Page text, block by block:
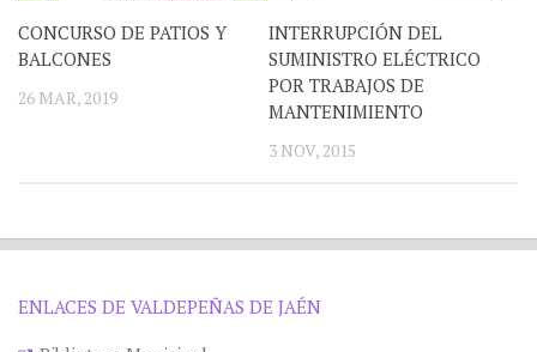
CONCURSO DE PATIOS Y
BALCONES
26 MAR, 2019
INTERRUPCIÓN DEL
SUMINISTRO ELÉCTRICO
POR TRABAJOS DE
MANTENIMIENTO
3 NOV, 2015
ENLACES DE VALDEPEÑAS DE JAÉN